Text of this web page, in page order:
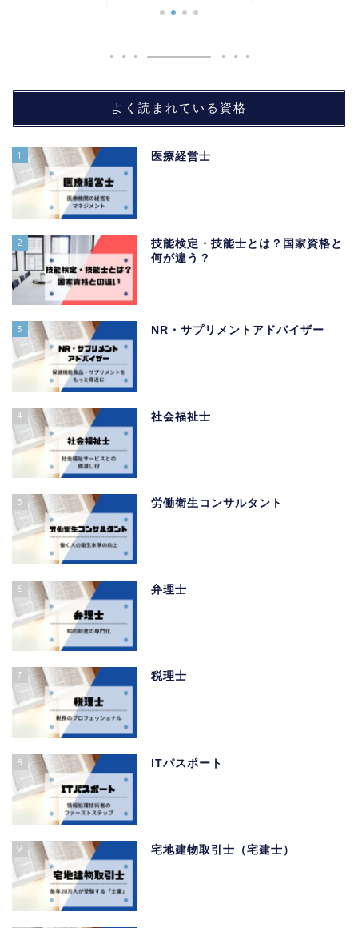
よく読まれている資格
1 医療経営士
2
技能検定・技能士とは？国家資格と
何が違う？
3 NR・サプリメントアドバイザー
4 社会福祉士
5 労働衛生コンサルタント
6 弁理士
7 税理士
8 ITパスポート
9 宅地建物取引士（宅建士）